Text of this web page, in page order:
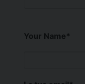
Your Name*